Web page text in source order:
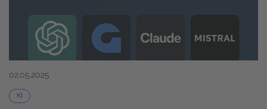
02.05.2025
KI